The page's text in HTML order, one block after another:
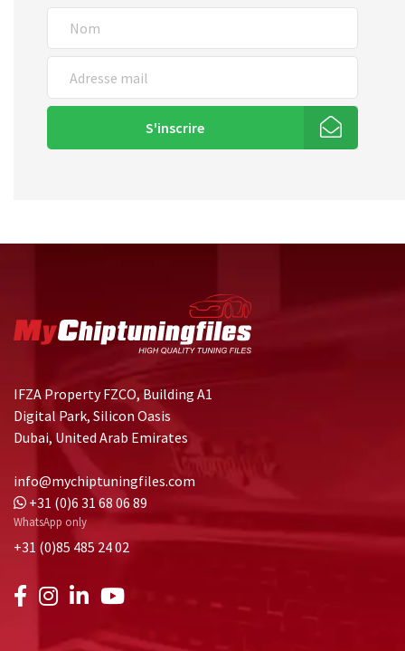
S'inscrire
IFZA Property FZCO, Building A1
Digital Park, Silicon Oasis
Dubai, United Arab Emirates
info@mychiptuningfiles.com
+31 (0)6 31 68 06 89
WhatsApp only
+31 (0)85 485 24 02